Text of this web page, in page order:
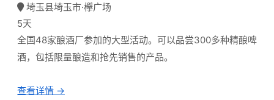
埼玉县埼玉市·欅广场
5天
全国48家酿酒厂参加的大型活动。可以品尝300多种精酿啤
酒，包括限量酿造和抢先销售的产品。
查看详情 →